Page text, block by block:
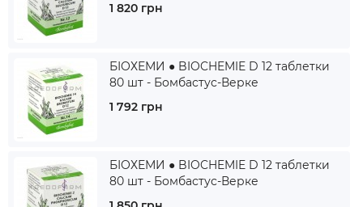
1 820 грн
БІОХЕМИ ● BIOCHEMIE D 12 таблетки
80 шт - Бомбастус-Верке
1 792 грн
БІОХЕМИ ● BIOCHEMIE D 12 таблетки
80 шт - Бомбастус-Верке